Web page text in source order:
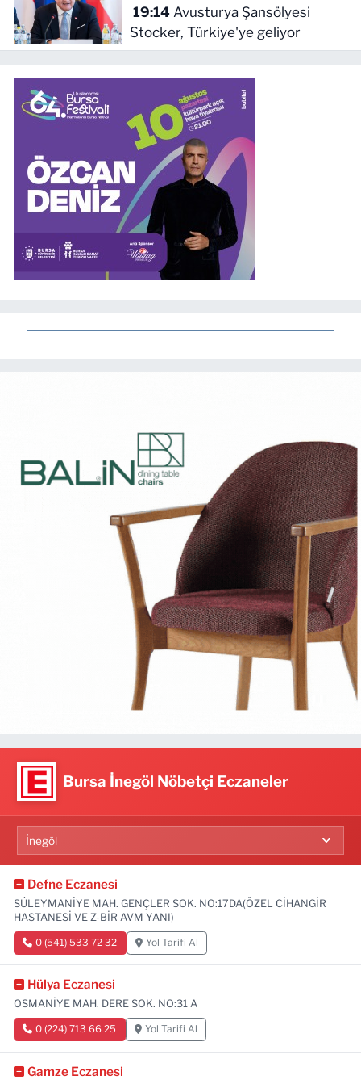
19:14Avusturya Şansölyesi
Stocker, Türkiye'ye geliyor
Bursa İnegöl Nöbetçi Eczaneler
Defne Eczanesi
SÜLEYMANİYE MAH. GENÇLER SOK. NO:17DA(ÖZEL CİHANGİR
HASTANESİ VE Z-BİR AVM YANI)
0 (541) 533 72 32 Yol Tarifi Al
Hülya Eczanesi
OSMANİYE MAH. DERE SOK. NO:31 A
0 (224) 713 66 25 Yol Tarifi Al
Gamze Eczanesi